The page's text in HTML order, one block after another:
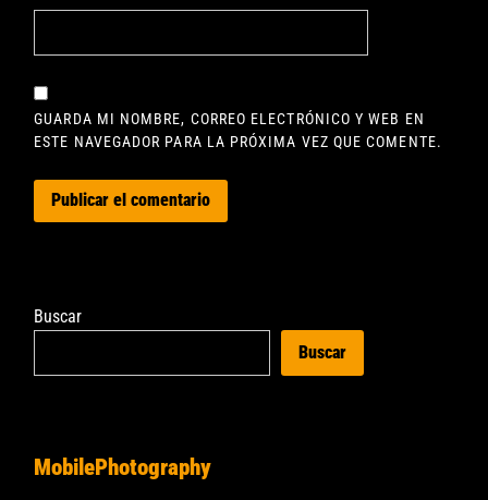
GUARDA MI NOMBRE, CORREO ELECTRÓNICO Y WEB EN
ESTE NAVEGADOR PARA LA PRÓXIMA VEZ QUE COMENTE.
Buscar
Buscar
MobilePhotography